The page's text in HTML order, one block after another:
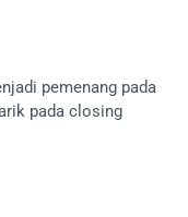
pemenang pada
pada closing